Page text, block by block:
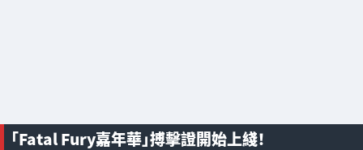
「Fatal Fury嘉年華」搏擊證開始上綫！